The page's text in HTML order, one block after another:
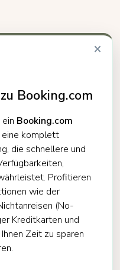
×
Booking.com
Booking.com
komplett
die schnellere und
Profitieren
wie der
(No-
Kreditkarten und
Zeit zu sparen